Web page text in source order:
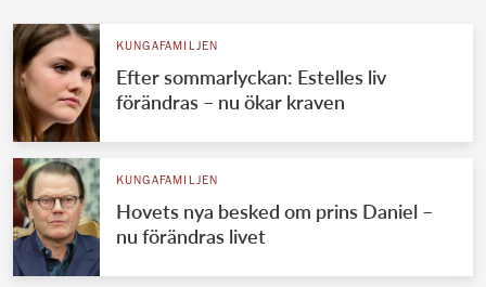
KUNGAFAMILJEN
Efter sommarlyckan: Estelles liv
förändras – nu ökar kraven
KUNGAFAMILJEN
Hovets nya besked om prins Daniel –
nu förändras livet